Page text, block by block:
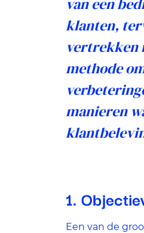
klanten,
vertrekken
methode
manieren
1.
Een van de
gewenste resultaat
nagaan in hoeverre de
websitebezoekers.
welke advertenties u
dat u steeds dezelfde